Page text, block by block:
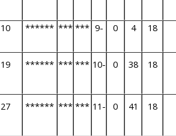
***
***
******
0.10
2.25
0.01
***
***
******
0.19
2.45
0.02
***
***
******
0.27
2.44
0.02